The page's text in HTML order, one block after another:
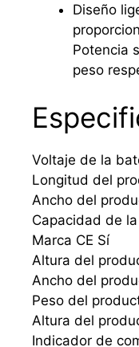
Diseño
Potencia
peso
Voltaje de la
Longitud del
Ancho del
Capacidad de
Marca CE Sí
Altura del
Ancho del
Peso del
Altura del
Indicador de